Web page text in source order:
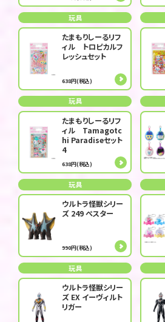
玩具
たまもりしーるリフ
ィル トロピカルフ
レッシュセット
638円(税込)
玩具
たまもりしーるリフ
ィル Tamagotc
hi Paradiseセット
4
638円(税込)
玩具
ウルトラ怪獣シリー
ズ 249 ぺスター
990円(税込)
玩具
ウルトラ怪獣シリー
ズ EX イーヴィルト
リガー